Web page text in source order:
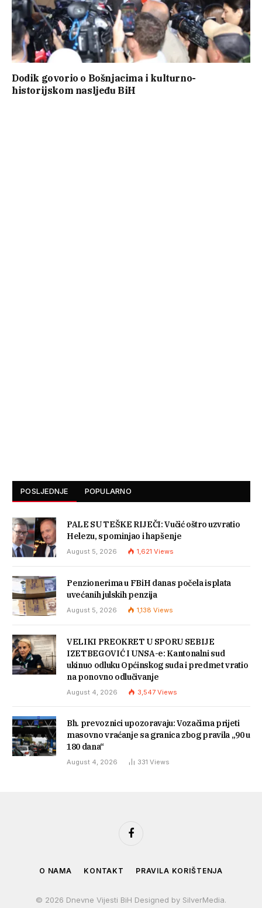
Dodik govorio o Bošnjacima i kulturno-
historijskom nasljeđu BiH
POSLJEDNJE POPULARNO
PALE SU TEŠKE RIJEČI: Vučić oštro uzvratio
Helezu, spominjao i hapšenje
August 5, 2026 1,621 Views
Penzionerima u FBiH danas počela isplata
uvećanih julskih penzija
August 5, 2026 1,138 Views
VELIKI PREOKRET U SPORU SEBIJE
IZETBEGOVIĆ I UNSA-e: Kantonalni sud
ukinuo odluku Općinskog suda i predmet vratio
na ponovno odlučivanje
August 4, 2026 3,547 Views
Bh. prevoznici upozoravaju: Vozačima prijeti
masovno vraćanje sa granica zbog pravila „90 u
180 dana“
August 4, 2026 331 Views
Facebook
O NAMA KONTAKT PRAVILA KORIŠTENJA
© 2026 Dnevne Vijesti BiH Designed by SilverMedia.